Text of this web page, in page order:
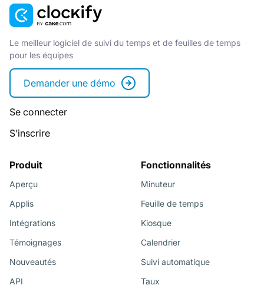
Le meilleur logiciel de suivi du temps et de feuilles de temps
pour les équipes
Demander une démo
Se connecter
S’inscrire
Produit
Aperçu
Applis
Intégrations
Témoignages
Nouveautés
API
Fonctionnalités
Minuteur
Feuille de temps
Kiosque
Calendrier
Suivi automatique
Taux